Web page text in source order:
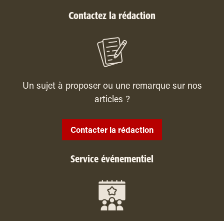
Contactez la rédaction
Un sujet à proposer ou une remarque sur nos
articles ?
Contacter la rédaction
Service événementiel